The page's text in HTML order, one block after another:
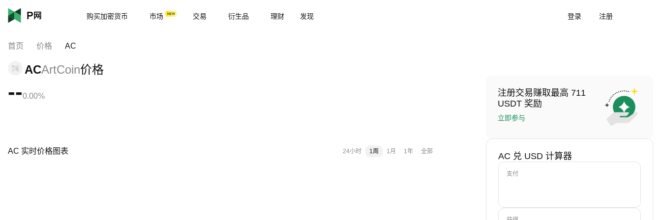
购买加密货币 市场 交易 衍生品 理财 发现 登录 注册
首页 价格 AC
ACArtCoin价格
--0.00%
AC 实时价格图表 24小时 1周 1月 1年 全部
注册交易赚取最高 711
USDT 奖励
立即参与
AC 兑 USD 计算器
支付